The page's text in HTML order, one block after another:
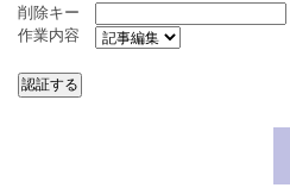
削除キー
作業内容